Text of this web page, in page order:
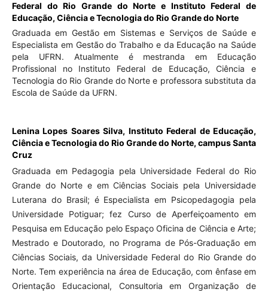
Federal do Rio Grande do Norte e Instituto Federal de
Educação, Ciência e Tecnologia do Rio Grande do Norte
Graduada em Gestão em Sistemas e Serviços de Saúde e
Especialista em Gestão do Trabalho e da Educação na Saúde
pela UFRN. Atualmente é mestranda em Educação
Profissional no Instituto Federal de Educação, Ciência e
Tecnologia do Rio Grande do Norte e professora substituta da
Escola de Saúde da UFRN.
Lenina Lopes Soares Silva, Instituto Federal de Educação,
Ciência e Tecnologia do Rio Grande do Norte, campus Santa
Cruz
Graduada em Pedagogia pela Universidade Federal do Rio
Grande do Norte e em Ciências Sociais pela Universidade
Luterana do Brasil; é Especialista em Psicopedagogia pela
Universidade Potiguar; fez Curso de Aperfeiçoamento em
Pesquisa em Educação pelo Espaço Oficina de Ciência e Arte;
Mestrado e Doutorado, no Programa de Pós-Graduação em
Ciências Sociais, da Universidade Federal do Rio Grande do
Norte. Tem experiência na área de Educação, com ênfase em
Orientação Educacional, Consultoria em Organização de